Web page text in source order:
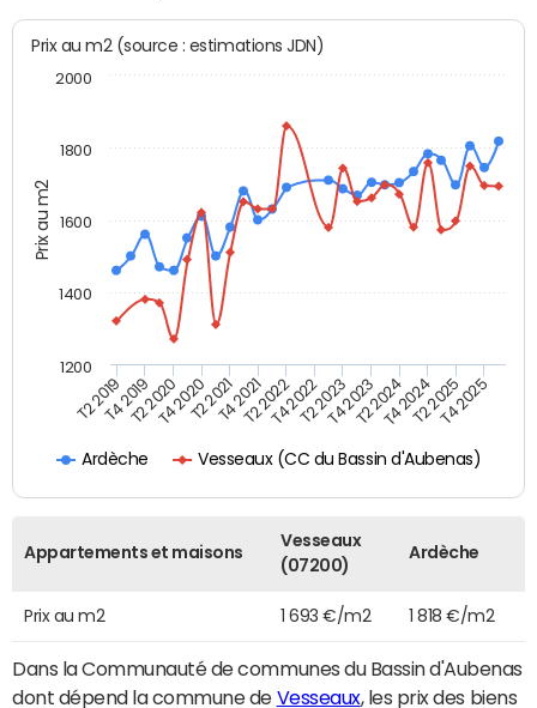
Prix au m2
Prix au m2 (source : estimations JDN)
Ardèche Vesseaux (CC du Bassin d'Aubenas)
T2 2019T4 2019T2 2020T4 2020T2 2021T4 2021T2 2022T4 2022T2 2023T4 2023T2 2024T4 2024T2 2025T4 2025
1200
1400
1600
1800
2000
Appartements et maisons
Vesseaux
(07200)
Ardèche
Prix au m2 1 693 €/m2 1 818 €/m2
Dans la Communauté de communes du Bassin d'Aubenas
dont dépend la commune de Vesseaux, les prix des biens